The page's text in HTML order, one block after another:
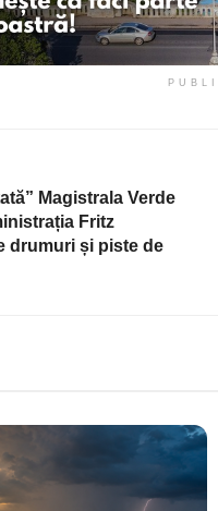
Magistrala Verde
Fritz
drumuri și piste de